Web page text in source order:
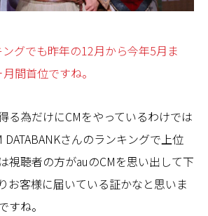
グでも昨年の12月から今年5月ま
間首位ですね。
る為だけにCMをやっているわけでは
DATABANKさんのランキングで上位
視聴者の方がauのCMを思い出して下
お客様に届いている証かなと思いま
すね。